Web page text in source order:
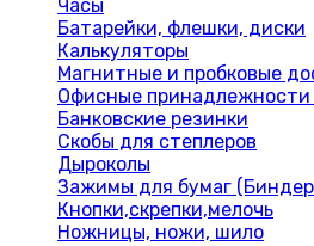
Часы
Батарейки, флешки, диски
Калькуляторы
Магнитные и пробковые
Офисные принадлежности
Банковские резинки
Скобы для степлеров
Дыроколы
Зажимы для бумаг
Кнопки,скрепки,мелочь
Ножницы, ножи, шило